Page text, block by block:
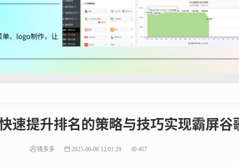
速提升排名的策略与技巧实现霸屏谷
钱多多 2025-06-06 12:01:29 467